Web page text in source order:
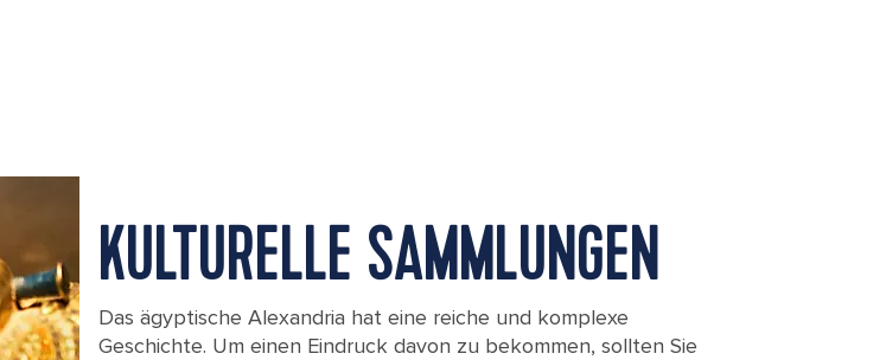
KULTURELLE SAMMLUNGEN
Das ägyptische Alexandria hat eine reiche und komplexe
Geschichte. Um einen Eindruck davon zu bekommen, sollten Sie